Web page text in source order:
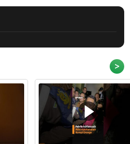
>